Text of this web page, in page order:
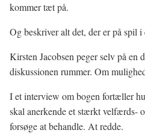
kommer tæt på.
Og beskriver alt det, der er på spil i
Kirsten Jacobsen peger selv på en
diskussionen rummer. Om
I et interview om bogen fortæller
skal anerkende et stærkt velfærds-
forsøge at behandle. At redde.